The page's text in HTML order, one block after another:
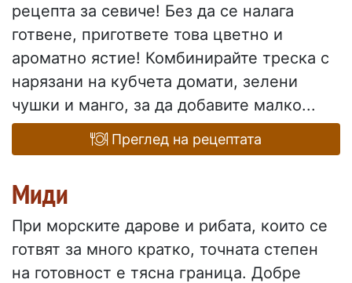
рецепта за севиче! Без да се налага
готвене, пригответе това цветно и
ароматно ястие! Комбинирайте треска с
нарязани на кубчета домати, зелени
чушки и манго, за да добавите малко...
Преглед на рецептата
Миди
При морските дарове и рибата, които се
готвят за много кратко, точната степен
на готовност е тясна граница. Добре